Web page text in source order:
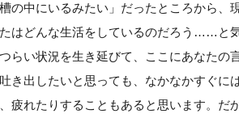
の中にいるみたい」だったところから、
はどんな生活をしているのだろう……と気
らい状況を生き延びて、ここにあなたの
き出したいと思っても、なかなかすぐに
疲れたりすることもあると思います。だ